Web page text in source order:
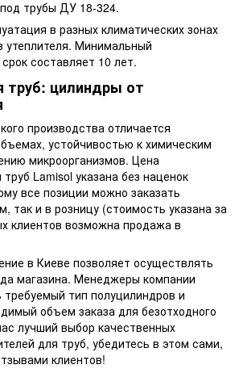
трубы ДУ 18-324.
в разных климатических зонах
утеплителя. Минимальный
составляет 10 лет.
труб: цилиндры от
производства отличается
устойчивостью к химическим
микроорганизмов. Цена
Lamisol указана без наценок
все позиции можно заказать
так и в розницу (стоимость указана за
клиентов возможна продажа в
в Киеве позволяет осуществлять
магазина. Менеджеры компании
требуемый тип полуцилиндров и
объем заказа для безотходного
лучший выбор качественных
для труб, убедитесь в этом сами,
клиентов!